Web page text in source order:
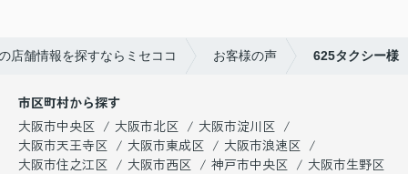
店舗情報を探すならミセココ お客様の声 625タクシー様
市区町村から探す
大阪市中央区
大阪市北区
大阪市淀川区
大阪市天王寺区
大阪市東成区
大阪市浪速区
大阪市住之江区
大阪市西区 神戸市中央区
大阪市生野区